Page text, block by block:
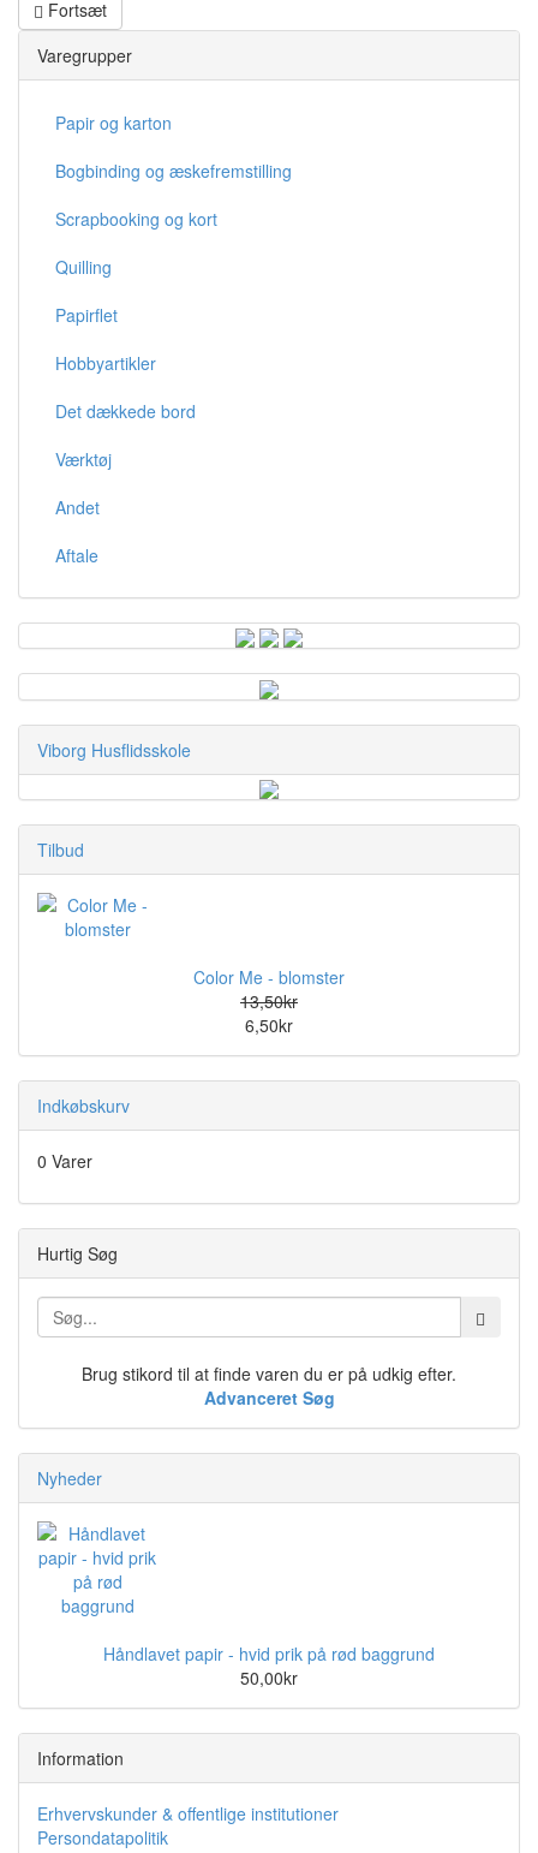
Fortsæt
Varegrupper
Papir og karton
Bogbinding og æskefremstilling
Scrapbooking og kort
Quilling
Papirflet
Hobbyartikler
Det dækkede bord
Værktøj
Andet
Aftale
Viborg Husflidsskole
Tilbud
Color Me - blomster
13,50kr
6,50kr
Indkøbskurv
0 Varer
Hurtig Søg
Brug stikord til at finde varen du er på udkig efter.
Advanceret Søg
Nyheder
Håndlavet papir - hvid prik på rød baggrund
50,00kr
Information
Erhvervskunder & offentlige institutioner
Persondatapolitik